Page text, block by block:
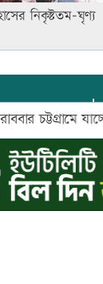
নিকৃষ্টতম-ঘৃণ্য
১৬৬-১৬৭
ঢাকা-১০০০
যাচ্ছেন